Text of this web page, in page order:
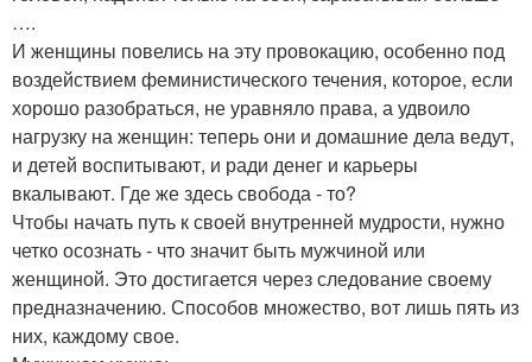
….
И женщины повелись на эту провокацию, особенно под
воздействием феминистического течения, которое, если
хорошо разобраться, не уравняло права, а удвоило
нагрузку на женщин: теперь они и домашние дела ведут,
и детей воспитывают, и ради денег и карьеры
вкалывают. Где же здесь свобода - то?
Чтобы начать путь к своей внутренней мудрости, нужно
четко осознать - что значит быть мужчиной или
женщиной. Это достигается через следование своему
предназначению. Способов множество, вот лишь пять из
них, каждому свое.